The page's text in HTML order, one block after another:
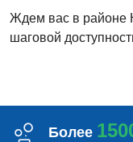
Ждем вас в районе
шаговой
Более